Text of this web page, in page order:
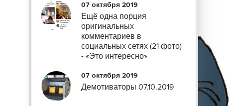
07 октября 2019
Ещё одна порция
оригинальных
комментариев в
социальных сетях (21 фото)
- «Это интересно»
07 октября 2019
Демотиваторы 07.10.2019